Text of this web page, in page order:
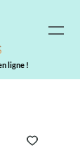
ligne !